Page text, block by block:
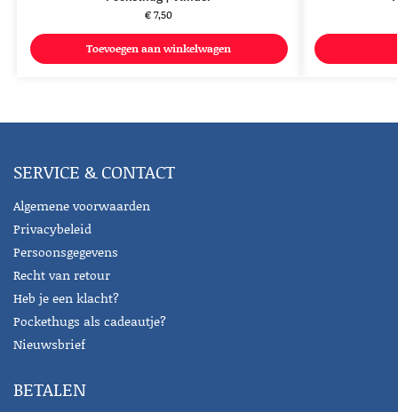
€7,50
Toevoegen aan winkelwagen
SERVICE & CONTACT
Algemene voorwaarden
Privacybeleid
Persoonsgegevens
Recht van retour
Heb je een klacht?
Pockethugs als cadeautje?
Nieuwsbrief
BETALEN